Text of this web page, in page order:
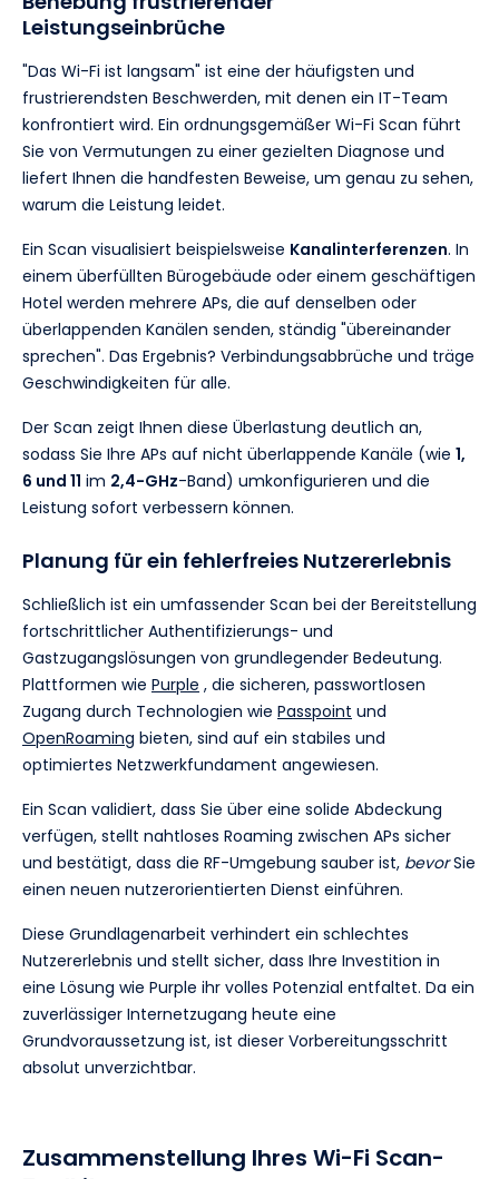
Leistungseinbrüche
"Das Wi-Fi ist langsam" ist eine der häufigsten und
frustrierendsten Beschwerden, mit denen ein IT-Team
konfrontiert wird. Ein ordnungsgemäßer Wi-Fi Scan führt
Sie von Vermutungen zu einer gezielten Diagnose und
liefert Ihnen die handfesten Beweise, um genau zu sehen,
warum die Leistung leidet.
Ein Scan visualisiert beispielsweise Kanalinterferenzen. In
einem überfüllten Bürogebäude oder einem geschäftigen
Hotel werden mehrere APs, die auf denselben oder
überlappenden Kanälen senden, ständig "übereinander
sprechen". Das Ergebnis? Verbindungsabbrüche und träge
Geschwindigkeiten für alle.
Der Scan zeigt Ihnen diese Überlastung deutlich an,
sodass Sie Ihre APs auf nicht überlappende Kanäle (wie 1,
6 und 11 im 2,4-GHz-Band) umkonfigurieren und die
Leistung sofort verbessern können.
Planung für ein fehlerfreies Nutzererlebnis
Schließlich ist ein umfassender Scan bei der Bereitstellung
fortschrittlicher Authentifizierungs- und
Gastzugangslösungen von grundlegender Bedeutung.
Plattformen wie Purple , die sicheren, passwortlosen
Zugang durch Technologien wie Passpoint und
OpenRoaming bieten, sind auf ein stabiles und
optimiertes Netzwerkfundament angewiesen.
Ein Scan validiert, dass Sie über eine solide Abdeckung
verfügen, stellt nahtloses Roaming zwischen APs sicher
und bestätigt, dass die RF-Umgebung sauber ist, bevorSie
einen neuen nutzerorientierten Dienst einführen.
Diese Grundlagenarbeit verhindert ein schlechtes
Nutzererlebnis und stellt sicher, dass Ihre Investition in
eine Lösung wie Purple ihr volles Potenzial entfaltet. Da ein
zuverlässiger Internetzugang heute eine
Grundvoraussetzung ist, ist dieser Vorbereitungsschritt
absolut unverzichtbar.
Zusammenstellung Ihres Wi-Fi Scan-